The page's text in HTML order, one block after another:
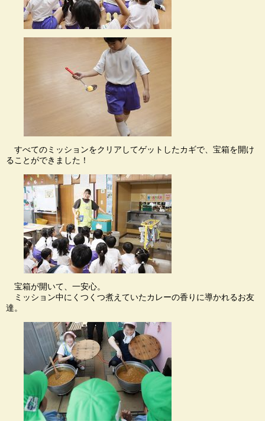
すべてのミッションをクリアしてゲットしたカギで、宝箱を開け
ることができました！
宝箱が開いて、一安心。
ミッション中にくつくつ煮えていたカレーの香りに導かれるお友
達。